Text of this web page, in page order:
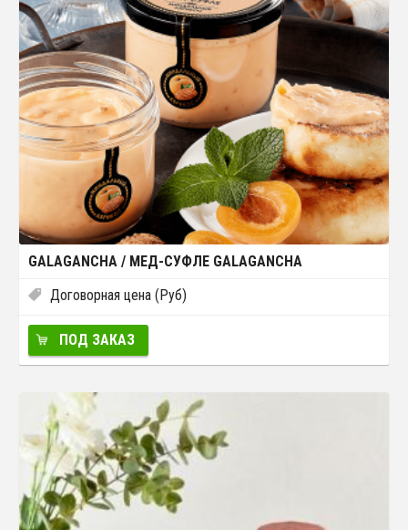
GALAGANCHA / МЕД-СУФЛЕ GALAGANCHA
Договорная цена (Руб)
ПОД ЗАКАЗ